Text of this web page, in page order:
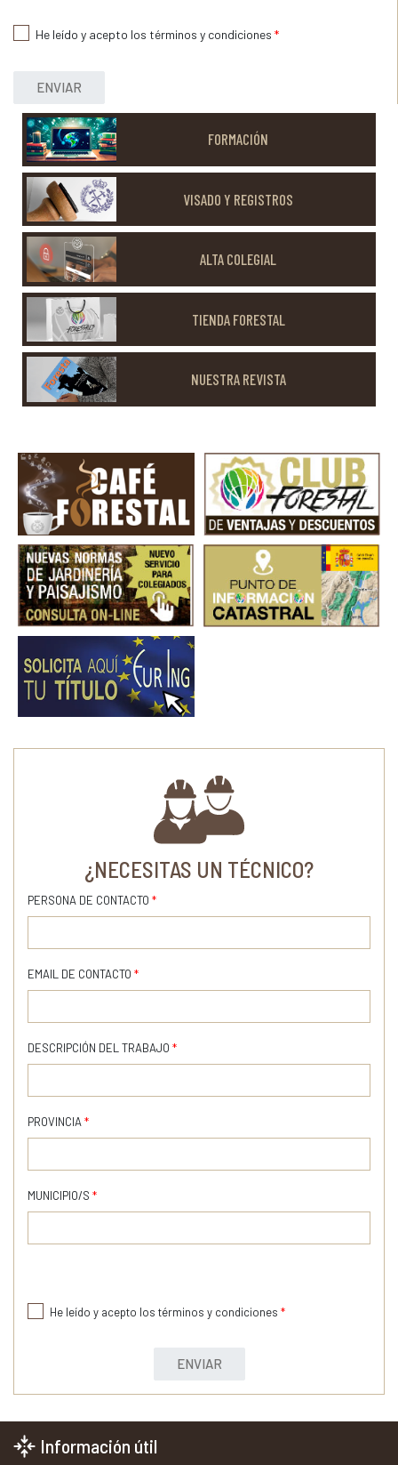
He leído y acepto los términos y condiciones *
ENVIAR
FORMACIÓN
VISADO Y REGISTROS
ALTA COLEGIAL
TIENDA FORESTAL
NUESTRA REVISTA
¿NECESITAS UN TÉCNICO?
PERSONA DE CONTACTO *
EMAIL DE CONTACTO *
DESCRIPCIÓN DEL TRABAJO *
PROVINCIA*
MUNICIPIO/S *
He leído y acepto los términos y condiciones *
ENVIAR
Información útil